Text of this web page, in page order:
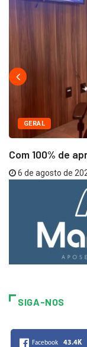
GERAL
Com 100% de
6 de agosto de
SIGA-NOS
Facebook 43.4K